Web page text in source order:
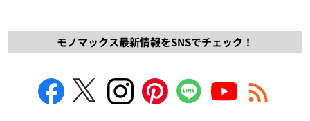
モノマックス最新情報をSNSでチェック！